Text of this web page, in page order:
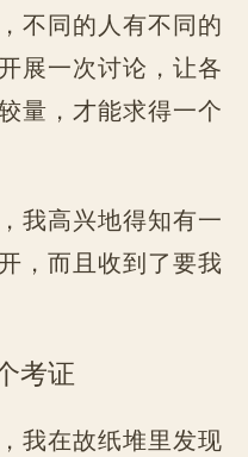
不同的人有不同的
展一次讨论，让各
量，才能求得一个
我高兴地得知有一
，而且收到了要我
考证
我在故纸堆里发现